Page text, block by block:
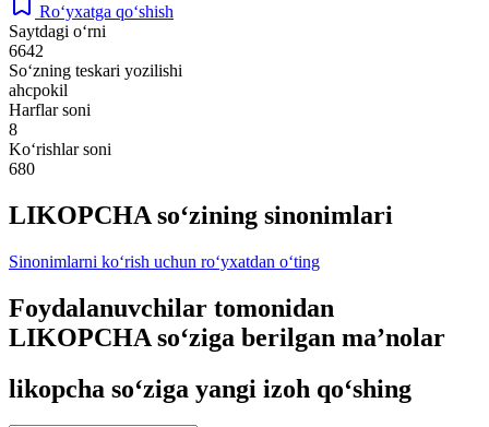
Ro‘yxatga qo‘shish
Saytdagi o‘rni
6642
So‘zning teskari yozilishi
ahcpokil
Harflar soni
8
Ko‘rishlar soni
680
LIKOPCHA so‘zining sinonimlari
Sinonimlarni ko‘rish uchun ro‘yxatdan o‘ting
Foydalanuvchilar tomonidan
LIKOPCHA so‘ziga berilgan ma’nolar
likopcha so‘ziga yangi izoh qo‘shing